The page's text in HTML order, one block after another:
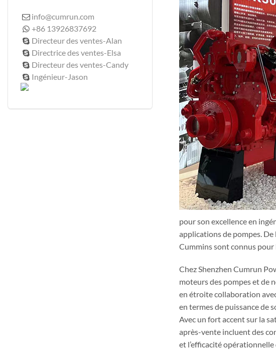
pour son excellence en
applications de pompes.
Cummins sont connus
Chez Shenzhen Cumrun
moteurs des pompes et de
en étroite collaboration
en termes de puissance de
Avec un fort accent sur la
après-vente incluent des
et l’efficacité
 info@cumrun.com
 +86 13926837692
 Directeur des ventes-Alan
 Directrice des ventes-Elsa
 Directeur des ventes-Candy
 Ingénieur-Jason